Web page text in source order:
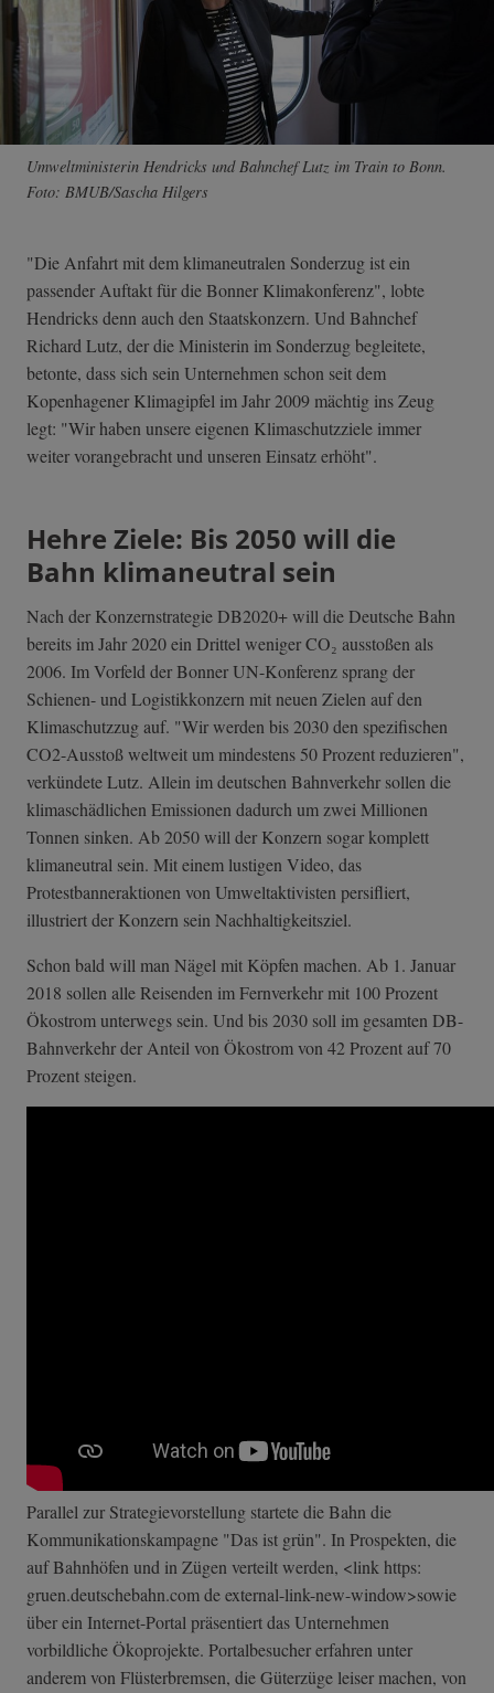
Umweltministerin Hendricks und Bahnchef Lutz im Train to Bonn.
Foto: BMUB/Sascha Hilgers
"Die Anfahrt mit dem klimaneutralen Sonderzug ist ein
passender Auftakt für die Bonner Klimakonferenz", lobte
Hendricks denn auch den Staatskonzern. Und Bahnchef
Richard Lutz, der die Ministerin im Sonderzug begleitete,
betonte, dass sich sein Unternehmen schon seit dem
Kopenhagener Klimagipfel im Jahr 2009 mächtig ins Zeug
legt: "Wir haben unsere eigenen Klimaschutzziele immer
weiter vorangebracht und unseren Einsatz erhöht".
Hehre Ziele: Bis 2050 will die
Bahn klimaneutral sein
Nach der Konzernstrategie DB2020+ will die Deutsche Bahn
bereits im Jahr 2020 ein Drittel weniger CO₂ ausstoßen als
2006. Im Vorfeld der Bonner UN-Konferenz sprang der
Schienen- und Logistikkonzern mit neuen Zielen auf den
Klimaschutzzug auf. "Wir werden bis 2030 den spezifischen
CO2-Ausstoß weltweit um mindestens 50 Prozent reduzieren",
verkündete Lutz. Allein im deutschen Bahnverkehr sollen die
klimaschädlichen Emissionen dadurch um zwei Millionen
Tonnen sinken. Ab 2050 will der Konzern sogar komplett
klimaneutral sein. Mit einem lustigen Video, das
Protestbanneraktionen von Umweltaktivisten persifliert,
illustriert der Konzern sein Nachhaltigkeitsziel.
Schon bald will man Nägel mit Köpfen machen. Ab 1. Januar
2018 sollen alle Reisenden im Fernverkehr mit 100 Prozent
Ökostrom unterwegs sein. Und bis 2030 soll im gesamten DB-
Bahnverkehr der Anteil von Ökostrom von 42 Prozent auf 70
Prozent steigen.
Parallel zur Strategievorstellung startete die Bahn die
Kommunikationskampagne "Das ist grün". In Prospekten, die
auf Bahnhöfen und in Zügen verteilt werden, <link https:
gruen.deutschebahn.com de external-link-n­ew-window>sowie
über ein Internet-Portal präsentiert das Unternehmen
vorbildliche Ökoprojekte. Portalbesucher erfahren unter
anderem von Flüsterbremsen, die Güterzüge leiser machen, von